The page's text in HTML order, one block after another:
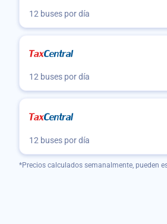
12 buses por día
12 buses por día
12 buses por día
*Precios calculados semanalmente, pueden